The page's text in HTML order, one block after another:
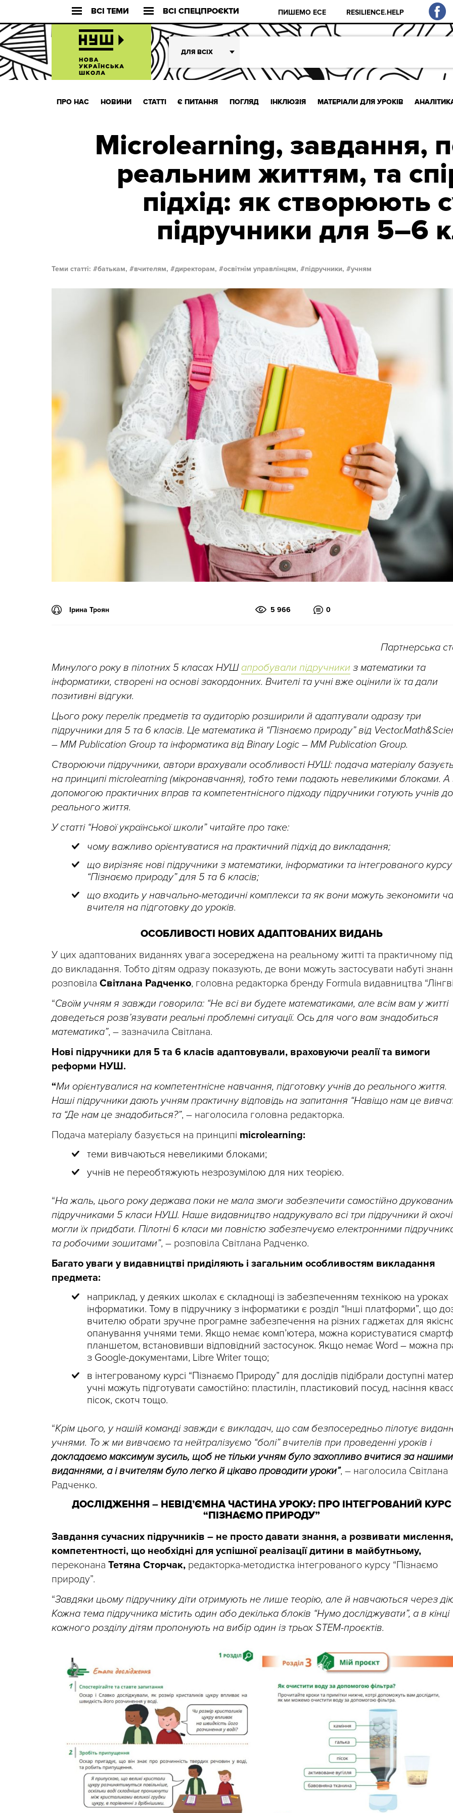
ВСІ ТЕМИ ВСІ СПЕЦПРОЄКТИ ПИШЕМО ЕСЕ RESILIENCE.HELP
ДЛЯ ВСІХ
ПРО НАС НОВИНИ СТАТТІ Є ПИТАННЯ ПОГЛЯД ІНКЛЮЗІЯ МАТЕРІАЛИ ДЛЯ УРОКІВ
Microlearning, завдання,
реальним життям, та
підхід: як створюють
підручники для 5–6
Теми статті: батькам, вчителям, директорам, освітнім управлінцям, підручники, учням
Ірина Троян 5 966 0
Партнерська
Минулого року в пілотних 5 класах НУШ апробували підручники з математики та
інформатики, створені на основі закордонних. Вчителі та учні вже оцінили їх та дали
позитивні відгуки.
Цього року перелік предметів та аудиторію розширили й адаптували одразу три
підручники для 5 та 6 класів. Це математика й “Пізнаємо природу” від
– MM Publication Group та інформатика від Binary Logic – MM Publication Group.
Створюючи підручники, автори врахували особливості НУШ: подача матеріалу
на принципі microlearning (мікронавчання), тобто теми подають невеликими блоками. А
допомогою практичних вправ та компетентнісного підходу підручники готують учнів до
реального життя.
У статті “Нової української школи” читайте про таке:
чому важливо орієнтуватися на практичний підхід до викладання;
що вирізняє нові підручники з математики, інформатики та інтегрованого курсу
“Пізнаємо природу” для 5 та 6 класів;
що входить у навчально-методичні комплекси та як вони можуть зекономити
вчителя на підготовку до уроків.
ОСОБЛИВОСТІ НОВИХ АДАПТОВАНИХ ВИДАНЬ
У цих адаптованих виданнях увага зосереджена на реальному житті та практичному
до викладання. Тобто дітям одразу показують, де вони можуть застосувати набуті
розповіла Світлана Радченко, головна редакторка бренду Formula видавництва
“Своїм учням я завжди говорила: “Не всі ви будете математиками, але всім вам у житті
доведеться розв’язувати реальні проблемні ситуації. Ось для чого вам знадобиться
математика”, – зазначила Світлана.
Нові підручники для 5 та 6 класів адаптовували, враховуючи реалії та вимоги
реформи НУШ.
“Ми орієнтувалися на компетентнісне навчання, підготовку учнів до реального життя.
Наші підручники дають учням практичну відповідь на запитання “Навіщо нам це
та “Де нам це знадобиться?”, – наголосила головна редакторка.
Подача матеріалу базується на принципі microlearning:
теми вивчаються невеликими блоками;
учнів не переобтяжують незрозумілою для них теорією.
“На жаль, цього року держава поки не мала змоги забезпечити самостійно
підручниками 5 класи НУШ. Наше видавництво надрукувало всі три підручники й охочі
могли їх придбати. Пілотні 6 класи ми повністю забезпечуємо електронними
та робочими зошитами”, – розповіла Світлана Радченко.
Багато уваги у видавництві приділяють і загальним особливостям викладання
предмета:
наприклад, у деяких школах є складнощі із забезпеченням технікою на уроках
інформатики. Тому в підручнику з інформатики є розділ “Інші платформи”, що
вчителю обрати зручне програмне забезпечення на різних гаджетах для
опанування учнями теми. Якщо немає комп’ютера, можна користуватися
планшетом, встановивши відповідний застосунок. Якщо немає Word – можна
з Google-документами, Libre Writer тощо;
в інтегрованому курсі “Пізнаємо Природу” для дослідів підібрали доступні
учні можуть підготувати самостійно: пластилін, пластиковий посуд, насіння
пісок, скотч тощо.
“Крім цього, у нашій команді завжди є викладач, що сам безпосередньо пілотує
учнями. То ж ми вивчаємо та нейтралізуємо “болі” вчителів при проведенні уроків і
докладаємо максимум зусиль, щоб не тільки учням було захопливо вчитися за нашими
виданнями, а і вчителям було легко й цікаво проводити уроки”, – наголосила Світлана
Радченко.
ДОСЛІДЖЕННЯ – НЕВІДʼЄМНА ЧАСТИНА УРОКУ: ПРО ІНТЕГРОВАНИЙ КУРС
“ПІЗНАЄМО ПРИРОДУ”
Завдання сучасних підручників – не просто давати знання, а розвивати мислення,
компетентності, що необхідні для успішної реалізації дитини в майбутньому,
переконана Тетяна Сторчак, редакторка-методистка інтегрованого курсу “Пізнаємо
природу”.
“Завдяки цьому підручнику діти отримують не лише теорію, але й навчаються через
Кожна тема підручника містить один або декілька блоків “Нумо досліджувати”, а в кінці
кожного розділу дітям пропонують на вибір один із трьох STEM-проєктів.